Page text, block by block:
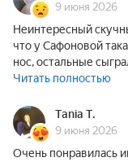
9 июня 2026
Неинтересный
что у Сафоновой
нос, остальные
Читать полностью
Tania T.
9 июня 2026
Очень понравилась